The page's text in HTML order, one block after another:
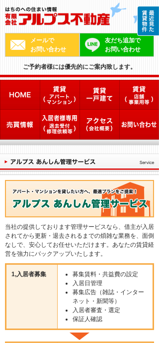
メールで
お問い合わせ
友だち追加で
お問い合わせ
ご予約者様には優先的にご案内致します。
当社の提供しております管理サービスなら、借主が入居
されてから更新・退去されるまでの煩雑な業務を、面倒
なしで、安心してお任せいただけます。あなたの賃貸経
営を強力にバックアップいたします。
1,入居者募集
募集賃料・共益費の設定
入居日管理
募集広告（雑誌・インター
ネット・新聞等）
入居者審査・選定
保証人確認